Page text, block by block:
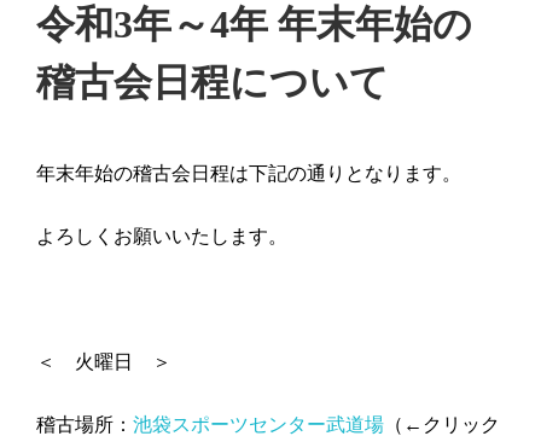
令和3年～4年 年末年始の
稽古会日程について
年末年始の稽古会日程は下記の通りとなります。
よろしくお願いいたします。
＜ 火曜日 ＞
稽古場所： 池袋スポーツセンター武道場 （←クリック